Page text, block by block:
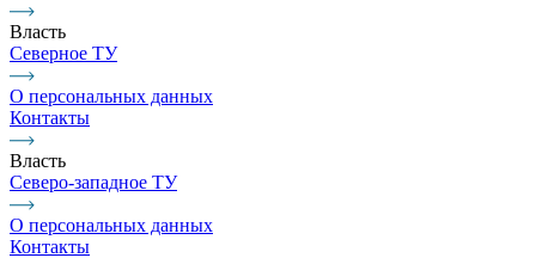
Власть
Северное ТУ
О персональных данных
Контакты
Власть
Северо-западное ТУ
О персональных данных
Контакты